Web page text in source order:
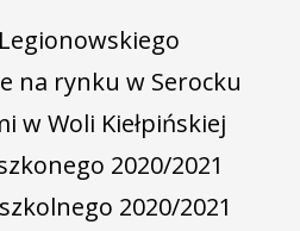
na rynku w Serocku
w Woli Kiełpińskiej
2020/2021
2020/2021